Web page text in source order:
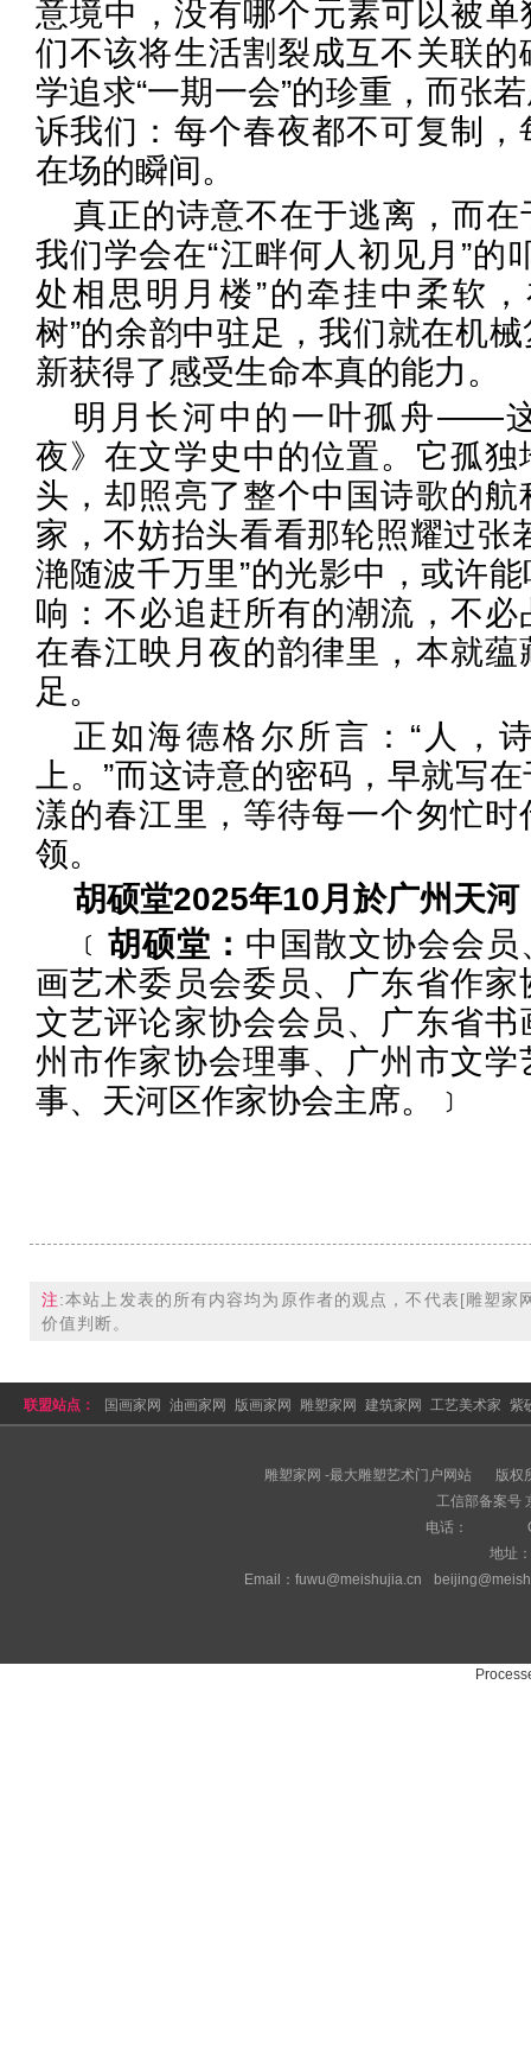
意境中，没有哪个元素可以被
们不该将生活割裂成互不关联
学追求“一期一会”的珍重，而张
诉我们：每个春夜都不可复制
在场的瞬间。
真正的诗意不在于逃离，而
我们学会在“江畔何人初见月”的
处相思明月楼”的牵挂中柔软
树”的余韵中驻足，我们就在机
新获得了感受生命本真的能力。
明月长河中的一叶孤舟——
夜》在文学史中的位置。它孤
头，却照亮了整个中国诗歌的
家，不妨抬头看看那轮照耀过张
滟随波千万里”的光影中，或许
响：不必追赶所有的潮流，不
在春江映月夜的韵律里，本就
足。
正如海德格尔所言：“人，
上。”而这诗意的密码，早就写
漾的春江里，等待每一个匆忙
领。
胡硕堂2025年10月於广州天河
﹝ 胡硕堂： 中国散文协会会
画艺术委员会委员、广东省作
文艺评论家协会会员、广东省
州市作家协会理事、广州市文
事、天河区作家协会主席。﹞
注:本站上发表的所有内容均为原作者的观点，不代表[雕塑家
价值判断。
联盟站点： 国画家网 油画家网 版画家网 雕塑家网 建筑家网 工艺美术家 紫
雕塑家网 -最大雕塑艺术门户网站
版权
工信部备案号
电话：
地址：
Email：fuwu@meishujia.cn